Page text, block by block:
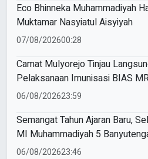
Eco Bhinneka Muhammadiyah
Muktamar Nasyiatul Aisyiyah
07/08/202600:28
Camat Mulyorejo Tinjau
Pelaksanaan Imunisasi BIAS
di SD Muhammadiyah 18
06/08/202623:59
Semangat Tahun Ajaran Baru,
MI Muhammadiyah 5
Latihan Tapak Suci Perdana
06/08/202623:46